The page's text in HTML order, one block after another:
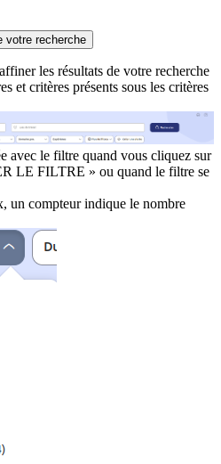
votre recherche
les résultats de votre recherche
et critères présents sous les critères
avec le filtre quand vous cliquez sur
LE FILTRE » ou quand le filtre se
un compteur indique le nombre